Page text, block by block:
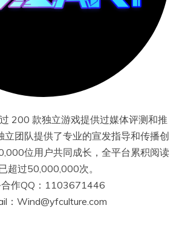
200 款独立游戏提供过媒体评测和推
立团队提供了专业的宣发指导和传播创
位用户共同成长，全平台累积阅读
超过50,000,000次。
作QQ：1103671446
：Wind@yfculture.com